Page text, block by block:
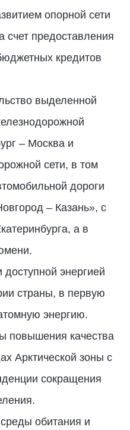
опорной сети
счет предоставления
кредитов
выделенной
– Москва и
сети, в том
дороги
– Казань», с
а в
доступной энергией
страны, в первую
энергию.
повышения качества
Арктической зоны с
сокращения
обитания и